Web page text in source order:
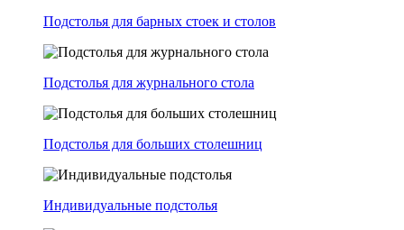
Подстолья для барных стоек и столов
Подстолья для журнального стола
Подстолья для больших столешниц
Индивидуальные подстолья